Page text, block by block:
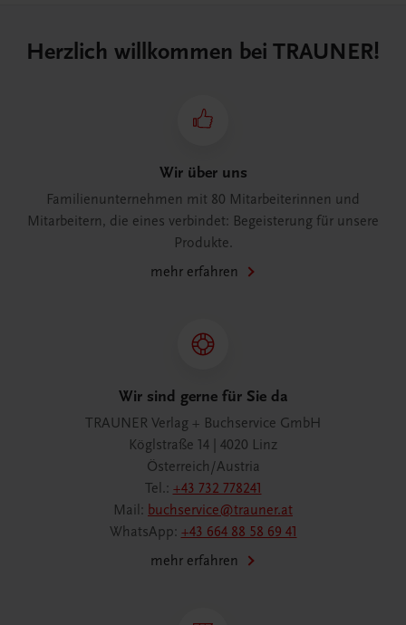
Herzlich willkommen bei TRAUNER!
Wir über uns
Familienunternehmen mit 80 Mitarbeiterinnen und
Mitarbeitern, die eines verbindet: Begeisterung für unsere
Produkte.
mehr erfahren
Wir sind gerne für Sie da
TRAUNER Verlag + Buchservice GmbH
Köglstraße 14 | 4020 Linz
Österreich/Austria
Tel.: +43 732 778241
Mail: buchservice@trauner.at
WhatsApp: +43 664 88 58 69 41
mehr erfahren